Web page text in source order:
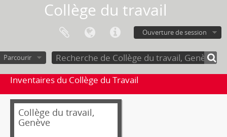
Collège du travail
Ouverture de session
Parcourir
Inventaires du Collège du Travail
Collège du travail,
Genève